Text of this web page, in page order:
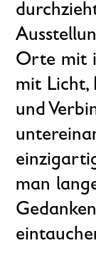
Orte mit
mit Licht,
und
man